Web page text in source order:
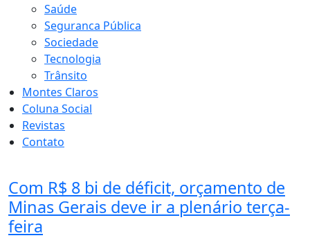
Saúde
Seguranca Pública
Sociedade
Tecnologia
Trânsito
Montes Claros
Coluna Social
Revistas
Contato
Com R$ 8 bi de déficit, orçamento de
Minas Gerais deve ir a plenário terça-
feira